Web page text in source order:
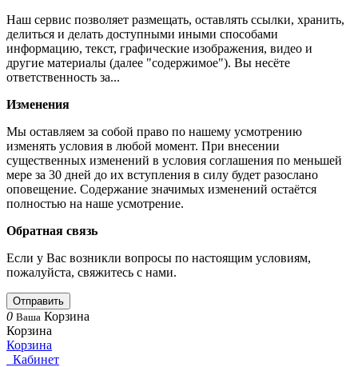
Наш сервис позволяет размещать, оставлять ссылки, хранить,
делиться и делать доступными иными способами
информацию, текст, графические изображения, видео и
другие материалы (далее "содержимое"). Вы несёте
ответственность за...
Изменения
Мы оставляем за собой право по нашему усмотрению
изменять условия в любой момент. При внесении
существенных изменений в условия соглашения по меньшей
мере за 30 дней до их вступления в силу будет разослано
оповещение. Содержание значимых изменений остаётся
полностью на наше усмотрение.
Обратная связь
Если у Вас возникли вопросы по настоящим условиям,
пожалуйста, свяжитесь с нами.
Отправить
0 Ваша Корзина
Корзина
Корзина
Кабинет